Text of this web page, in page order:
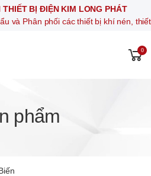
ĐIỆN KIM LONG PHÁT
phối các thiết bị khí nén, thiết bị điện
menu
0
phẩm